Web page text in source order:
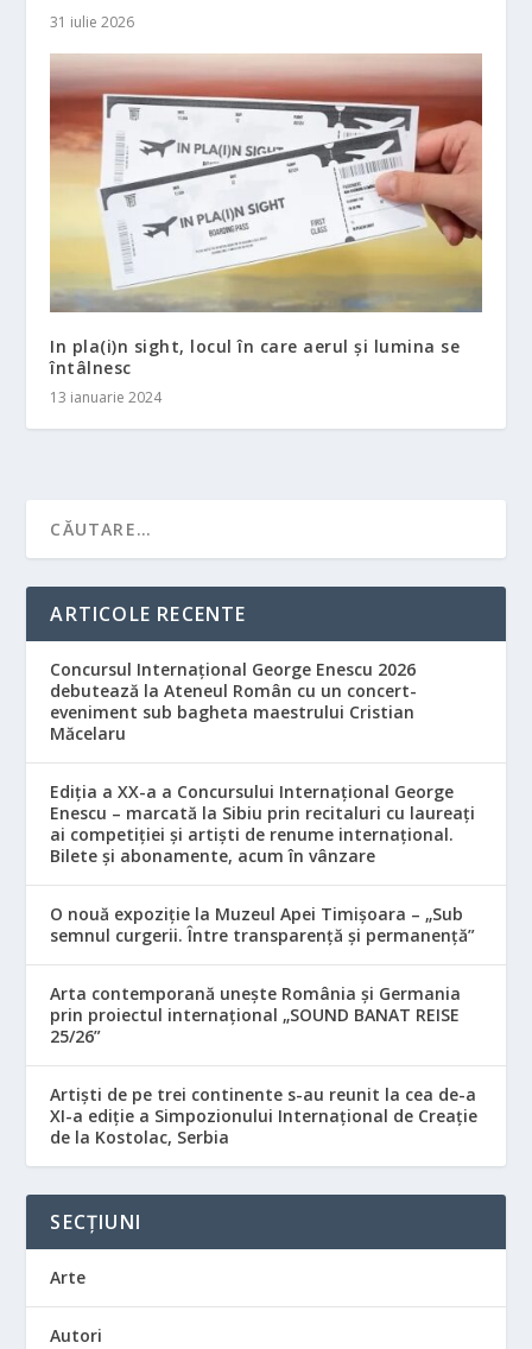
31 iulie 2026
In pla(i)n sight, locul în care aerul și lumina se
întâlnesc
13 ianuarie 2024
ARTICOLE RECENTE
Concursul Internațional George Enescu 2026
debutează la Ateneul Român cu un concert-
eveniment sub bagheta maestrului Cristian
Măcelaru
Ediția a XX-a a Concursului Internațional George
Enescu – marcată la Sibiu prin recitaluri cu laureați
ai competiției și artiști de renume internațional.
Bilete și abonamente, acum în vânzare
O nouă expoziție la Muzeul Apei Timișoara – „Sub
semnul curgerii. Între transparență și permanență”
Arta contemporană unește România și Germania
prin proiectul internațional „SOUND BANAT REISE
25/26”
Artiști de pe trei continente s-au reunit la cea de-a
XI-a ediție a Simpozionului Internațional de Creație
de la Kostolac, Serbia
SECȚIUNI
Arte
Autori